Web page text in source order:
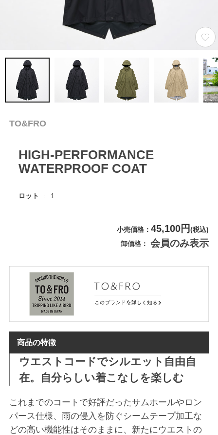
TO&FRO
HIGH-PERFORMANCE
WATERPROOF COAT
ロット 1
小売価格 45,100円(税込)
卸価格
会員のみ表示
商品の特徴
ウエストコードでシルエット自由自
在。自分らしい着こなしを楽しむ
これまでのコートで好評だったサムホールやロン
パース仕様、雨の侵入を防ぐシームテープ加工な
どの高い機能性はそのままに、新たにウエストの